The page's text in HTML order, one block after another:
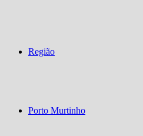
Região
Porto Murtinho